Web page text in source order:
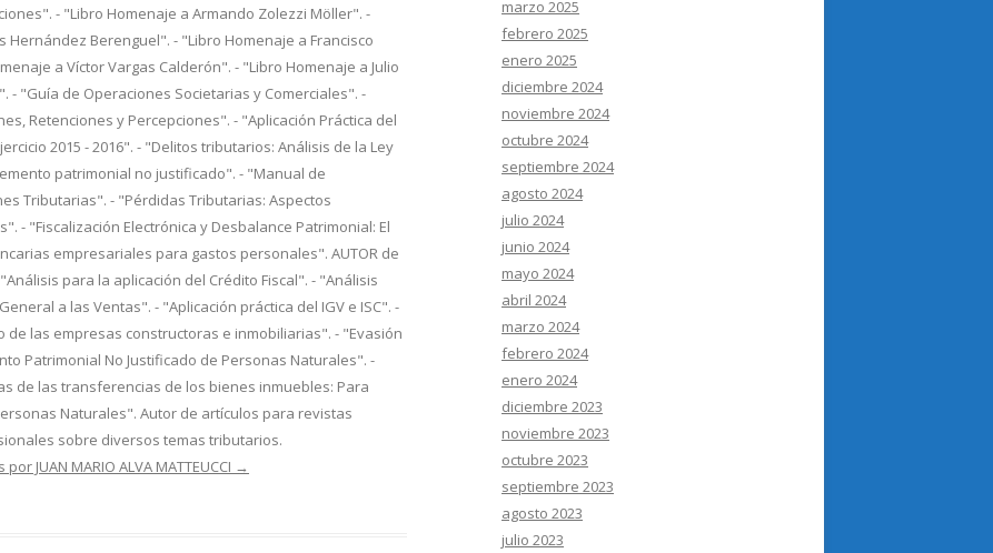
- "Libro Homenaje a Armando Zolezzi Möller". -
Hernández Berenguel". - "Libro Homenaje a Francisco
a Víctor Vargas Calderón". - "Libro Homenaje a Julio
- "Guía de Operaciones Societarias y Comerciales". -
Retenciones y Percepciones". - "Aplicación Práctica del
2015 - 2016". - "Delitos tributarios: Análisis de la Ley
patrimonial no justificado". - "Manual de
Tributarias". - "Pérdidas Tributarias: Aspectos
- "Fiscalización Electrónica y Desbalance Patrimonial: El
empresariales para gastos personales". AUTOR de
para la aplicación del Crédito Fiscal". - "Análisis
a las Ventas". - "Aplicación práctica del IGV e ISC". -
de las empresas constructoras e inmobiliarias". - "Evasión
Patrimonial No Justificado de Personas Naturales". -
de las transferencias de los bienes inmuebles: Para
Naturales". Autor de artículos para revistas
sobre diversos temas tributarios.
JUAN MARIO ALVA MATTEUCCI →
marzo 2025
febrero 2025
enero 2025
diciembre 2024
noviembre 2024
octubre 2024
septiembre 2024
agosto 2024
julio 2024
junio 2024
mayo 2024
abril 2024
marzo 2024
febrero 2024
enero 2024
diciembre 2023
noviembre 2023
octubre 2023
septiembre 2023
agosto 2023
julio 2023